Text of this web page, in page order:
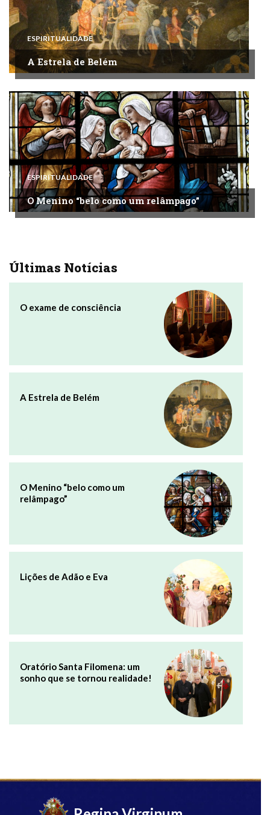
ESPIRITUALIDADE
A Estrela de Belém
ESPIRITUALIDADE
O Menino “belo como um relâmpago”
Últimas Notícias
O exame de consciência
A Estrela de Belém
O Menino “belo como um
relâmpago”
Lições de Adão e Eva
Oratório Santa Filomena: um
sonho que se tornou realidade!